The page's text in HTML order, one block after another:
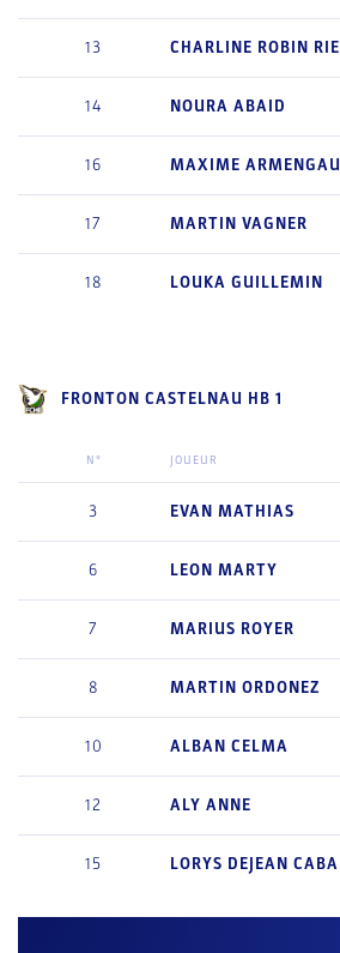
13 CHARLINE ROBIN
14 NOURA ABAID
16 MAXIME
17 MARTIN VAGNER
18 LOUKA GUILLEMIN
FRONTON CASTELNAU HB 1
N° JOUEUR
3 EVAN MATHIAS
6 LEON MARTY
7 MARIUS ROYER
8 MARTIN ORDONEZ
10 ALBAN CELMA
12 ALY ANNE
15 LORYS DEJEAN